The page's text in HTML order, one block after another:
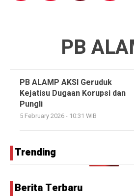
PB
PB ALAMP AKSI Geruduk
Kejatisu Dugaan Korupsi dan
Pungli
5 February 2026 - 10:31 WIB
Trending
Berita Terbaru